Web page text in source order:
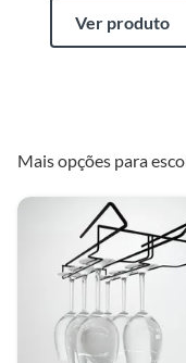
Ver produto
Mais opções para